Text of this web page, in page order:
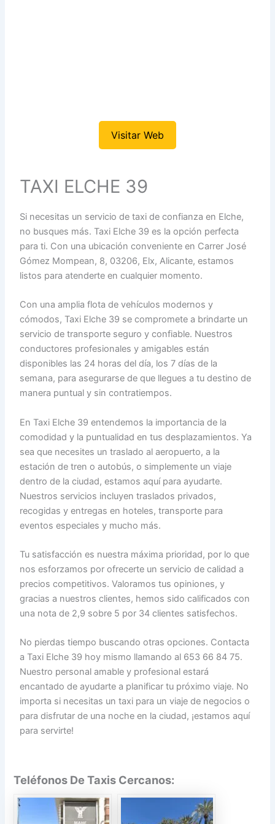
Visitar Web
TAXI ELCHE 39
Si necesitas un servicio de taxi de confianza en Elche,
no busques más. Taxi Elche 39 es la opción perfecta
para ti. Con una ubicación conveniente en Carrer José
Gómez Mompean, 8, 03206, Elx, Alicante, estamos
listos para atenderte en cualquier momento.
Con una amplia flota de vehículos modernos y
cómodos, Taxi Elche 39 se compromete a brindarte un
servicio de transporte seguro y confiable. Nuestros
conductores profesionales y amigables están
disponibles las 24 horas del día, los 7 días de la
semana, para asegurarse de que llegues a tu destino de
manera puntual y sin contratiempos.
En Taxi Elche 39 entendemos la importancia de la
comodidad y la puntualidad en tus desplazamientos. Ya
sea que necesites un traslado al aeropuerto, a la
estación de tren o autobús, o simplemente un viaje
dentro de la ciudad, estamos aquí para ayudarte.
Nuestros servicios incluyen traslados privados,
recogidas y entregas en hoteles, transporte para
eventos especiales y mucho más.
Tu satisfacción es nuestra máxima prioridad, por lo que
nos esforzamos por ofrecerte un servicio de calidad a
precios competitivos. Valoramos tus opiniones, y
gracias a nuestros clientes, hemos sido calificados con
una nota de 2,9 sobre 5 por 34 clientes satisfechos.
No pierdas tiempo buscando otras opciones. Contacta
a Taxi Elche 39 hoy mismo llamando al 653 66 84 75.
Nuestro personal amable y profesional estará
encantado de ayudarte a planificar tu próximo viaje. No
importa si necesitas un taxi para un viaje de negocios o
para disfrutar de una noche en la ciudad, ¡estamos aquí
para servirte!
Teléfonos De Taxis Cercanos: